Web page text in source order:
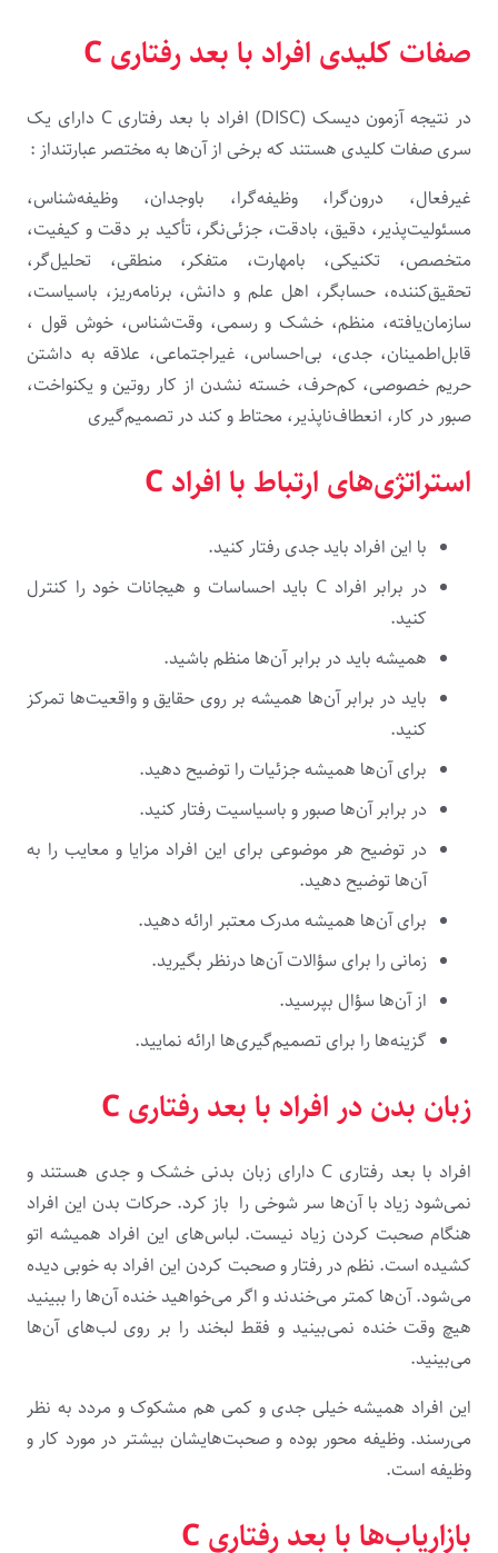
صفات کلیدی افراد با بعد رفتاری C
در نتیجه آزمون دیسک (DISC) افراد با بعد رفتاری C دارای یک
سری صفات کلیدی هستند که برخی از آن‌ها به مختصر عبارتنداز :
غیرفعال، درون‌گرا، وظیفه‌گرا، باوجدان، وظیفه‌شناس،
مسئولیت‌پذیر، دقیق، بادقت، جزئی‌نگر، تأکید بر دقت و کیفیت،
متخصص، تکنیکی، بامهارت، متفکر، منطقی، تحلیل‌گر،
تحقیق‌کننده، حسابگر، اهل علم و دانش، برنامه‌ریز، باسیاست،
سازمان‌یافته، منظم، خشک و رسمی، وقت‌شناس، خوش قول ،
قابل‌اطمینان، جدی، بی‌احساس، غیراجتماعی، علاقه به داشتن
حریم خصوصی، کم‌حرف، خسته نشدن از کار روتین و یکنواخت،
صبور در کار، انعطاف‌ناپذیر، محتاط و کند در تصمیم‌گیری
استراتژی‌های ارتباط با افراد C
با این افراد باید جدی رفتار کنید.
در برابر افراد C باید احساسات و هیجانات خود را کنترل
کنید.
همیشه باید در برابر آن‌ها منظم باشید.
باید در برابر آن‌ها همیشه بر روی حقایق و واقعیت‌ها تمرکز
کنید.
برای آن‌ها همیشه جزئیات را توضیح دهید.
در برابر آن‌ها صبور و باسیاسیت رفتار کنید.
در توضیح هر موضوعی برای این افراد مزایا و معایب را به
آن‌ها توضیح دهید.
برای آن‌ها همیشه مدرک معتبر ارائه دهید.
زمانی را برای سؤالات آن‌ها درنظر بگیرید.
از آن‌ها سؤال بپرسید.
گزینه‌ها را برای تصمیم‌گیری‌ها ارائه نمایید.
زبان بدن در افراد با بعد رفتاری C
افراد با بعد رفتاری C دارای زبان بدنی خشک و جدی هستند و
نمی‌شود زیاد با آن‌ها سر شوخی را باز کرد. حرکات بدن این افراد
هنگام صحبت کردن زیاد نیست. لباس‌های این افراد همیشه اتو
کشیده است. نظم در رفتار و صحبت کردن این افراد به خوبی دیده
می‌شود. آن‌ها کمتر می‌خندند و اگر می‌خواهید خنده آن‌ها را ببینید
هیچ وقت خنده نمی‌بینید و فقط لبخند را بر روی لب‌های آن‌ها
می‌بینید.
این افراد همیشه خیلی جدی و کمی هم مشکوک و مردد به نظر
می‌رسند. وظیفه محور بوده و صحبت‌هایشان بیشتر در مورد کار و
وظیفه است.
بازاریاب‌ها با بعد رفتاری C